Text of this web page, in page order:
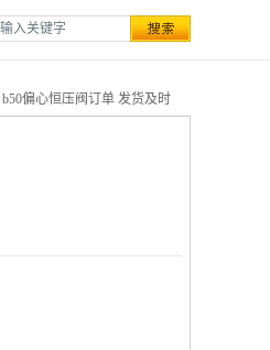
偏心恒压阀订单 发货及时